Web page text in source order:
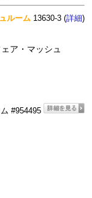
ルーム 13630-3 (詳細)
ア・マッシュ
#954495